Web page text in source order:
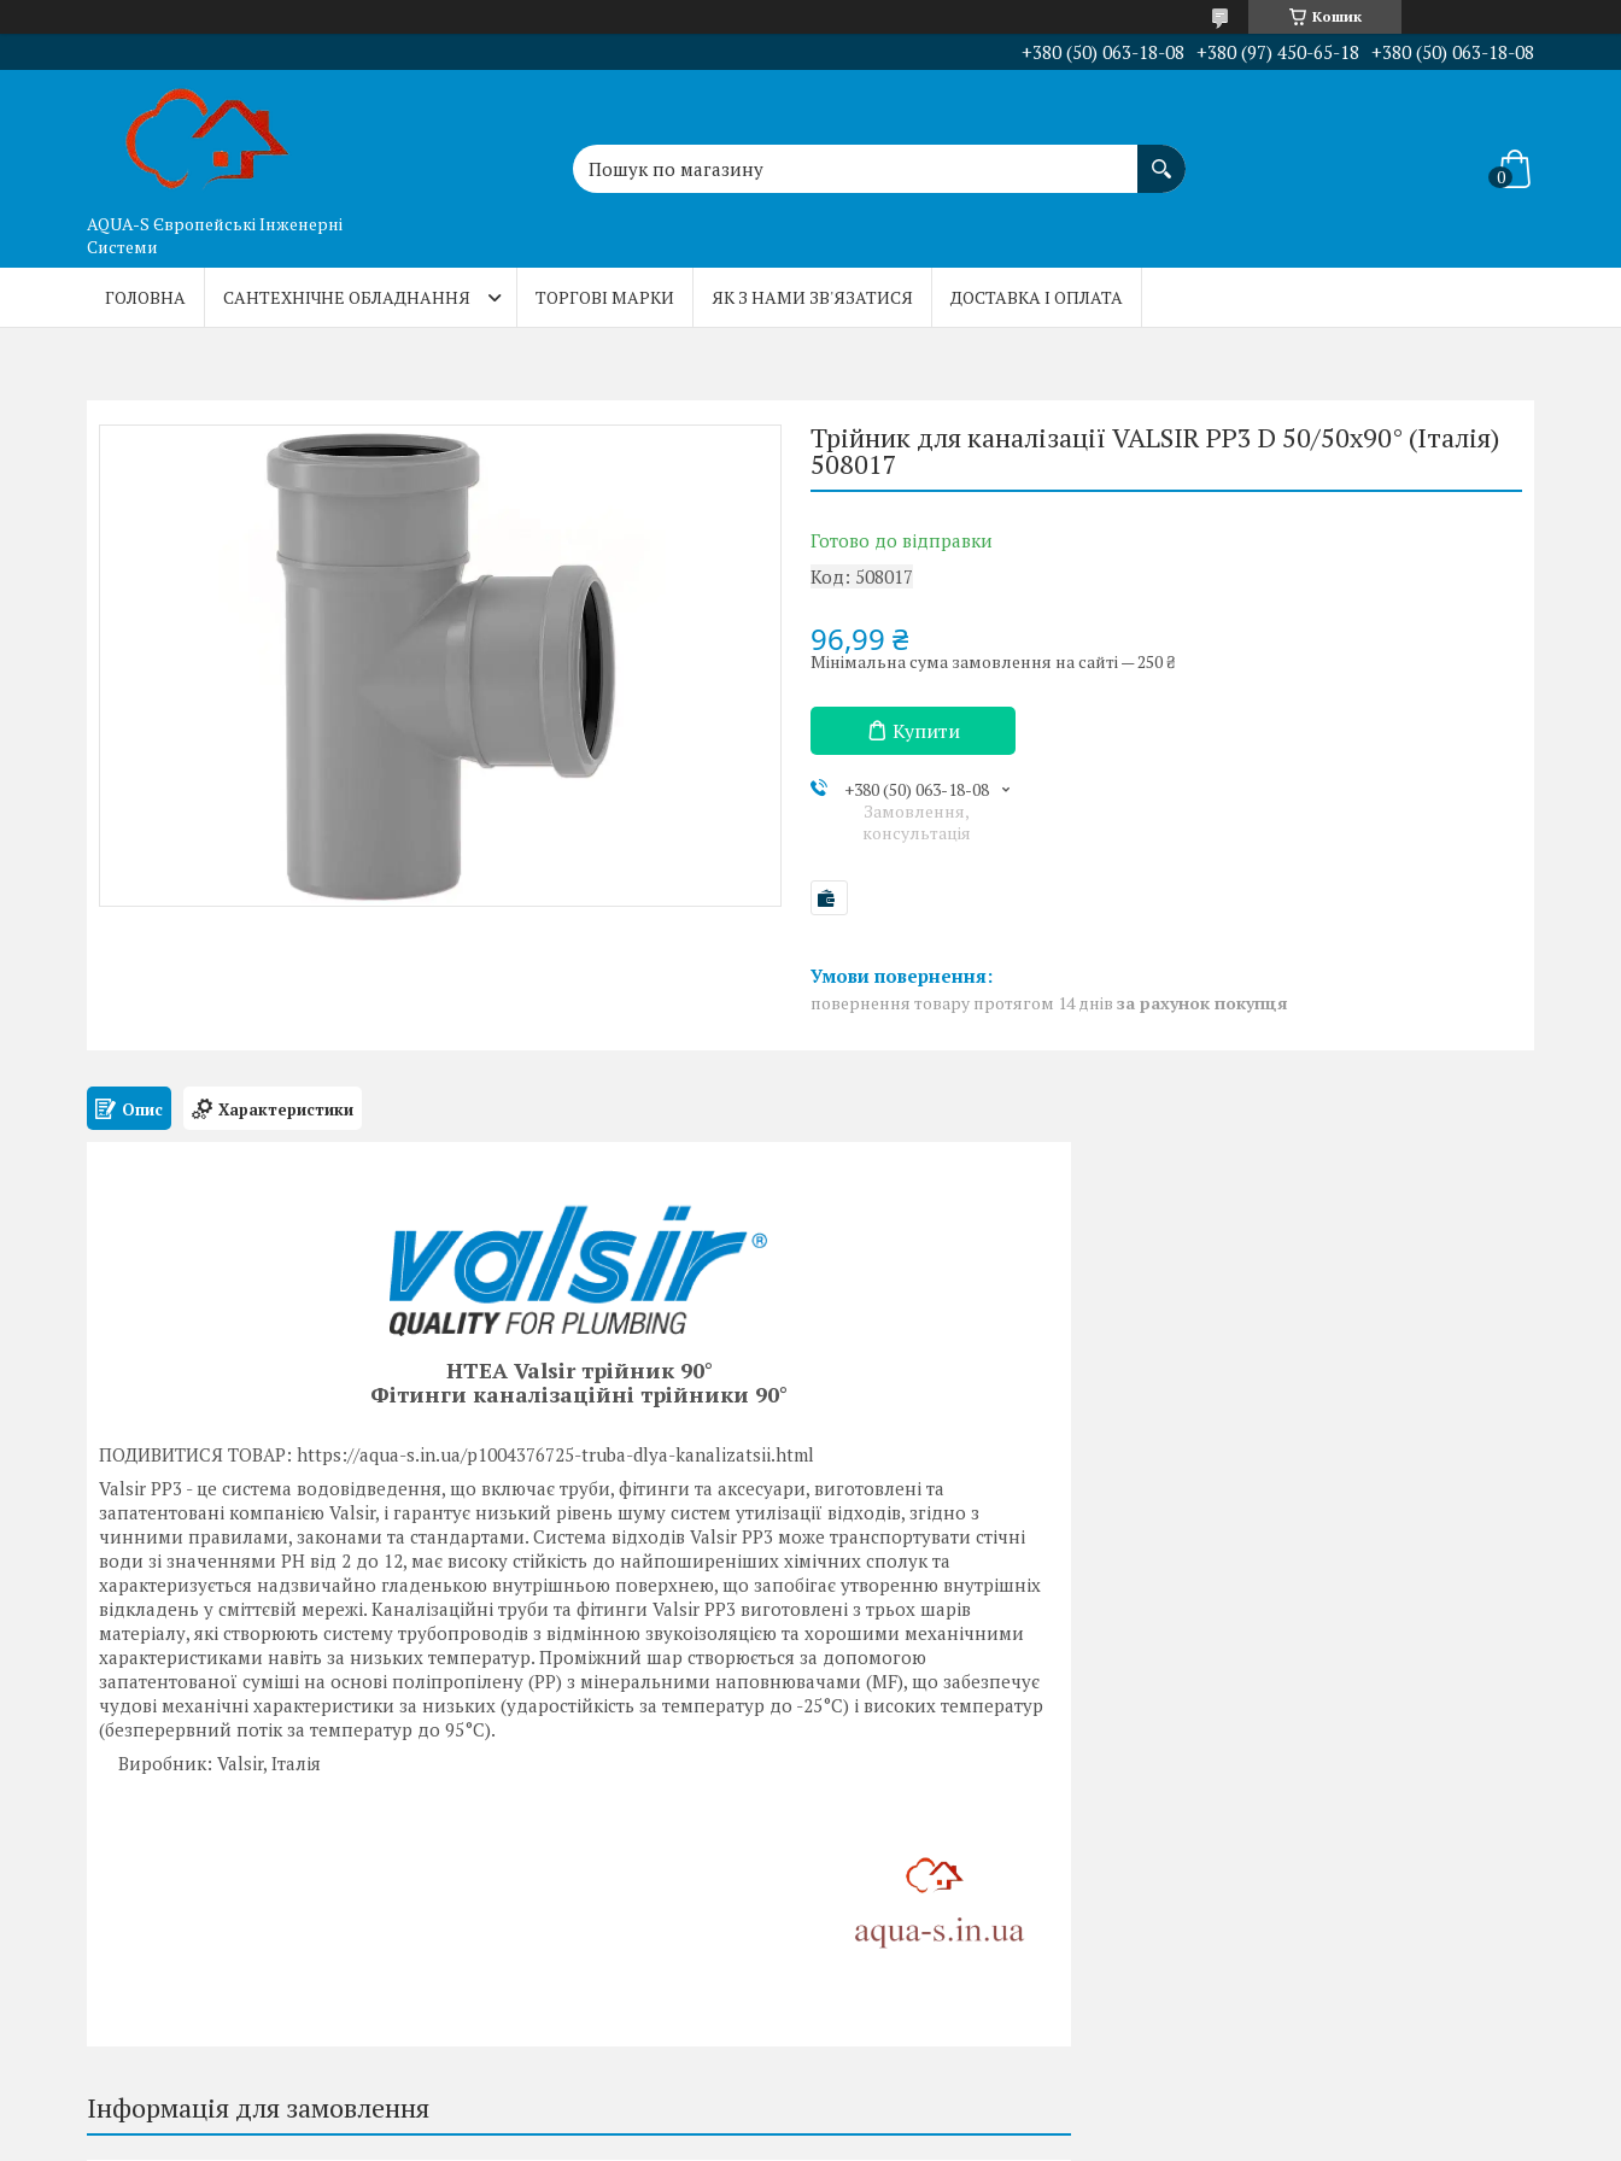
Кошик
+380 (50) 063-18-08 +380 (97) 450-65-18 +380 (50) 063-18-08
AQUA-S Європейські Інженерні
Системи
ГОЛОВНА САНТЕХНІЧНЕ ОБЛАДНАННЯ ТОРГОВІ МАРКИ ЯК З НАМИ ЗВ'ЯЗАТИСЯ ДОСТАВКА І ОПЛАТА
Трійник для каналізації VALSIR PP3 D 50/50x90° (Італія)
508017
Готово до відправки
Код: 508017
96,99 ₴
Мінімальна сума замовлення на сайті — 250 ₴
Купити
+380 (50) 063-18-08
Замовлення,
консультація
повернення товару протягом 14 днів за рахунок покупця
Опис Характеристики
HTEA Valsir трійник 90°
Фітинги каналізаційні трійники 90°
ПОДИВИТИСЯ ТОВАР: https://aqua-s.in.ua/p1004376725-truba-dlya-kanalizatsii.html
Valsir PP3 - це система водовідведення, що включає труби, фітинги та аксесуари, виготовлені та
запатентовані компанією Valsir, і гарантує низький рівень шуму систем утилізації відходів, згідно з
чинними правилами, законами та стандартами. Система відходів Valsir PP3 може транспортувати стічні
води зі значеннями PH від 2 до 12, має високу стійкість до найпоширеніших хімічних сполук та
характеризується надзвичайно гладенькою внутрішньою поверхнею, що запобігає утворенню внутрішніх
відкладень у сміттєвій мережі. Каналізаційні труби та фітинги Valsir PP3 виготовлені з трьох шарів
матеріалу, які створюють систему трубопроводів з відмінною звукоізоляцією та хорошими механічними
характеристиками навіть за низьких температур. Проміжний шар створюється за допомогою
запатентованої суміші на основі поліпропілену (PP) з мінеральними наповнювачами (MF), що забезпечує
чудові механічні характеристики за низьких (ударостійкість за температур до -25°C) і високих температур
(безперервний потік за температур до 95°C).
Виробник: Valsir, Італія
Інформація для замовлення